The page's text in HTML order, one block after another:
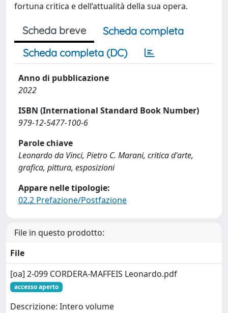
fortuna critica e dell’attualità della sua opera.
Scheda breve
Scheda completa
Scheda completa (DC)
Anno di pubblicazione
2022
ISBN (International Standard Book Number)
979-12-5477-100-6
Parole chiave
Leonardo da Vinci, Pietro C. Marani, critica d'arte,
grafica, pittura, esposizioni
Appare nelle tipologie:
02.2 Prefazione/Postfazione
File in questo prodotto:
File
[oa] 2-099 CORDERA-MAFFEIS Leonardo.pdf
accesso aperto
Descrizione: Intero volume